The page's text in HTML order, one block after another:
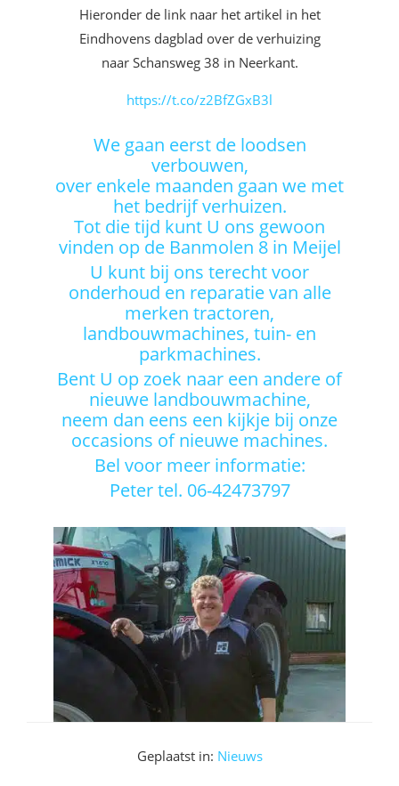
Hieronder de link naar het artikel in het
Eindhovens dagblad over de verhuizing
naar Schansweg 38 in Neerkant.
https://t.co/z2BfZGxB3l
We gaan eerst de loodsen
verbouwen,
over enkele maanden gaan we met
het bedrijf verhuizen.
Tot die tijd kunt U ons gewoon
vinden op de Banmolen 8 in Meijel
U kunt bij ons terecht voor
onderhoud en reparatie van alle
merken tractoren,
landbouwmachines, tuin- en
parkmachines.
Bent U op zoek naar een andere of
nieuwe landbouwmachine,
neem dan eens een kijkje bij onze
occasions of nieuwe machines.
Bel voor meer informatie:
Peter tel. 06-42473797
Geplaatst in: Nieuws